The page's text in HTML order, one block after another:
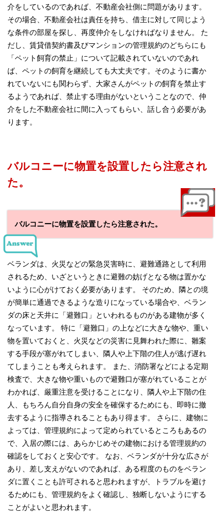
介をしているのであれば、不動産会社側に問題があります。
その場合、不動産会社は責任を持ち、借主に対して同じよう
な条件の部屋を探し、再度仲介をしなければなりません。 た
だし、賃貸借契約書及びマンションの管理規約のどちらにも
「ペット飼育の禁止」について記載されていないのであれ
ば、ペットの飼育を継続しても大丈夫です。そのように書か
れていないにも関わらず、大家さんがペットの飼育を禁止す
るようであれば、禁止する理由がないということなので、仲
介をした不動産会社に間に入ってもらい、話し合う必要があ
ります。
バルコニーに物置を設置したら注意され
た。
バルコニーに物置を設置したら注意された。
ベランダは、火災などの緊急災害時に、避難通路として利用
されるため、いざというときに避難の妨げとなる物は置かな
いように心がけておく必要があります。 そのため、隣との境
が簡単に通過できるような造りになっている場合や、ベラン
ダの床と天井に「避難口」といわれるものがある建物が多く
なっています。 特に「避難口」の上などに大きな物や、重い
物を置いておくと、火災などの災害に見舞われた際に、雛案
する手段が塞がれてしまい、隣人や上下階の住人が逃げ遅れ
てしまうことも考えられます。 また、消防署などによる定期
検査で、大きな物や重いもので避難口が塞がれていることが
わかれば、厳重注意を受けることになり、隣人や上下階の住
人、もちろん自分自身の安全を確保するためにも、即時に撤
去するように指導されることもあり得ます。 さらに、建物に
よっては、管理規約によって定められているところもあるの
で、入居の際には、あらかじめその建物における管理規約の
確認をしておくと安心です。 なお、ベランダが十分な広さが
あり、差し支えがないのであれば、ある程度のものをベラン
ダに置くことも許可されると思われますが、トラブルを避け
るためにも、管理規約をよく確認し、独断しないようにする
ことがよいと思われます。